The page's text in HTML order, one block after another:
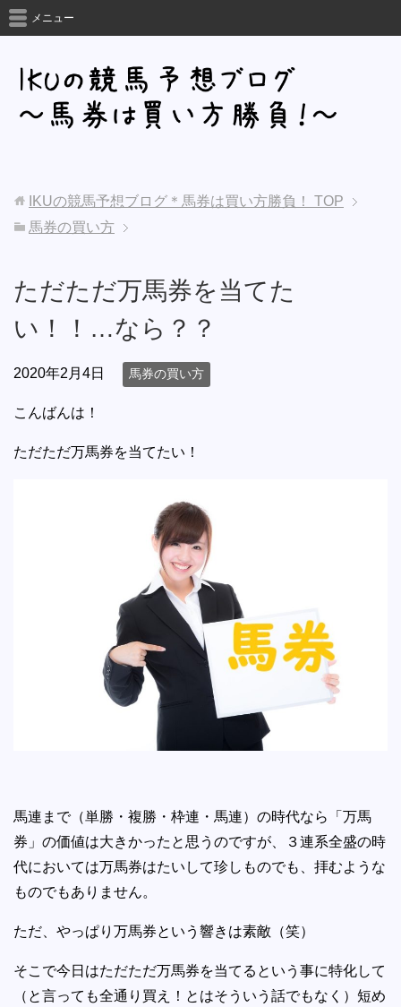
メニュー
IKUの競馬予想ブログ＊馬券は買い方勝負！
TOP
馬券の買い方
ただただ万馬券を当てた
い！！…なら？？
2020年2月4日 馬券の買い方
こんばんは！
ただただ万馬券を当てたい！
馬連まで（単勝・複勝・枠連・馬連）の時代なら「万馬
券」の価値は大きかったと思うのですが、３連系全盛の時
代においては万馬券はたいして珍しものでも、拝むような
ものでもありません。
ただ、やっぱり万馬券という響きは素敵（笑）
そこで今日はただただ万馬券を当てるという事に特化して
（と言っても全通り買え！とはそういう話でもなく）短め